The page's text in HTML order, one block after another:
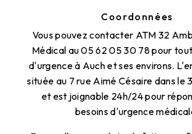
Coordonnées
Vous pouvez contacter ATM 32
Médical au 05 62 05 30 78 pour
d'urgence à Auch et ses environs.
située au 7 rue Aimé Césaire dans le
et est joignable 24h/24 pour
besoins d'urgence